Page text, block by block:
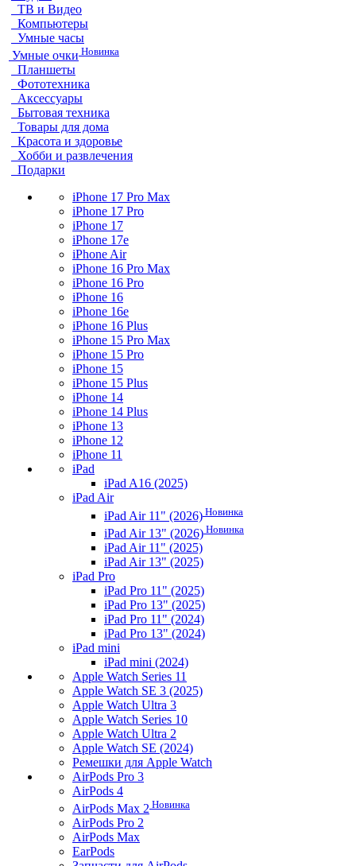
ТВ и Видео
Компьютеры
Умные часы
Умные очки Новинка
Планшеты
Фототехника
Аксессуары
Бытовая техника
Товары для дома
Красота и здоровье
Хобби и развлечения
Подарки
iPhone 17 Pro Max
iPhone 17 Pro
iPhone 17
iPhone 17e
iPhone Air
iPhone 16 Pro Max
iPhone 16 Pro
iPhone 16
iPhone 16e
iPhone 16 Plus
iPhone 15 Pro Max
iPhone 15 Pro
iPhone 15
iPhone 15 Plus
iPhone 14
iPhone 14 Plus
iPhone 13
iPhone 12
iPhone 11
iPad
iPad A16 (2025)
iPad Air
iPad Air 11" (2026) Новинка
iPad Air 13" (2026) Новинка
iPad Air 11" (2025)
iPad Air 13" (2025)
iPad Pro
iPad Pro 11" (2025)
iPad Pro 13" (2025)
iPad Pro 11" (2024)
iPad Pro 13" (2024)
iPad mini
iPad mini (2024)
Apple Watch Series 11
Apple Watch SE 3 (2025)
Apple Watch Ultra 3
Apple Watch Series 10
Apple Watch Ultra 2
Apple Watch SE (2024)
Ремешки для Apple Watch
AirPods Pro 3
AirPods 4
AirPods Max 2 Новинка
AirPods Pro 2
AirPods Max
EarPods